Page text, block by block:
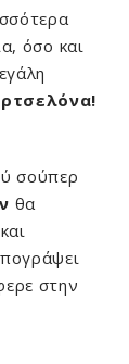
όσο και
σούπερ
θα
στην